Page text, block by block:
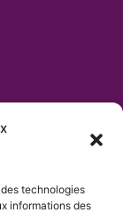
technologies
informations des
Français